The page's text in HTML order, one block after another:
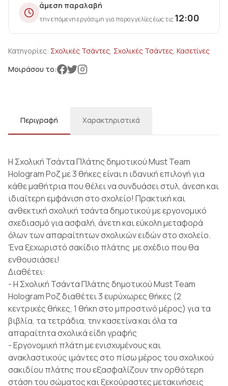
άμεση παραλαβή
την επόμενη εργάσιμη για παραγγελίες έως τις12:00
Κατηγορίες: Σχολικές Τσάντες, Σχολικές Τσάντες, Κασετίνες
Μοιράσου το:
Περιγραφή Χαρακτηριστικά
Η Σχολική Τσάντα Πλάτης δημοτικού Must Team
Hologram Ροζ με 3 θήκες είναι η ιδανική επιλογή για
κάθε μαθήτρια που θέλει να συνδυάσει στυλ, άνεση και
ιδιαίτερη εμφάνιση στο σχολείο! Πρακτική και
ανθεκτική σχολική τσάντα δημοτικού με εργονομικό
σχεδιασμό για ασφαλή, άνετη και εύκολη μεταφορά
όλων των απαραίτητων σχολικών ειδών στο σχολείο.
Ένα ξεχωριστό σακίδιο πλάτης με σχέδιο που θα
ενθουσιάσει!
Διαθέτει:
- Η Σχολική Τσάντα Πλάτης δημοτικού Must Team
Hologram Ροζ διαθέτει 3 ευρύχωρες θήκες (2
κεντρικές θήκες, 1 θήκη στο μπροστινό μέρος) για τα
βιβλία, τα τετράδια, την κασετίνα και όλα τα
απαραίτητα σχολικά είδη γραφής
- Εργονομική πλάτη με ενισχυμένους και
ανακλαστικούς ιμάντες στο πίσω μέρος του σχολικού
σακιδίου πλάτης που εξασφαλίζουν την ορθότερη
στάση του σώματος και ξεκούραστες μετακινήσεις